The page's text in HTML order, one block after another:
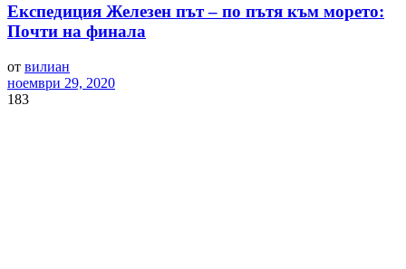
Експедиция Железен път – по пътя към морето:
Почти на финала
от вилиан
ноември 29, 2020
183